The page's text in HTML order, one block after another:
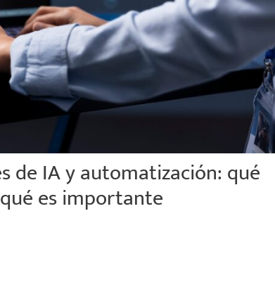
de IA y automatización: qué
es importante